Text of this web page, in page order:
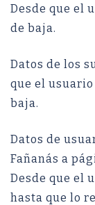
Desde que el
de baja.
Datos de los
que el usuario
baja.
Datos de
Fañanás a
Desde que el
hasta que lo